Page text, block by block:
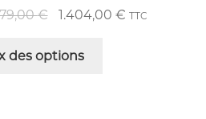
€ 1.404,00€ TTC
des options